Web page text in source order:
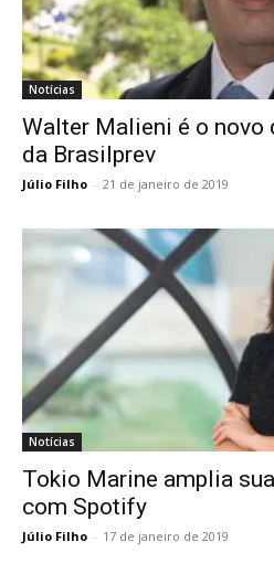
Notícias
Walter Malieni é o novo
da Brasilprev
Júlio Filho - 21 de janeiro de 2019
Notícias
Tokio Marine amplia
com Spotify
Júlio Filho - 17 de janeiro de 2019